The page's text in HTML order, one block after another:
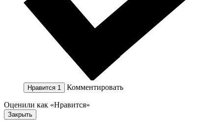
Нравится 1 Комментировать
Оценили как «Нравится»
Закрыть